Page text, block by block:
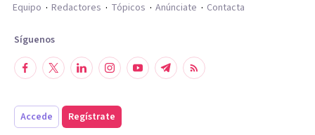
Equipo
Redactores Tópicos Anúnciate Contacta
Síguenos
Accede Regístrate